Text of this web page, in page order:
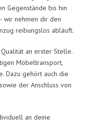
Gegenstände bis hin
wir nehmen dir den
reibungslos abläuft.
an erster Stelle.
Möbeltransport,
Dazu gehört auch die
der Anschluss von
an deine